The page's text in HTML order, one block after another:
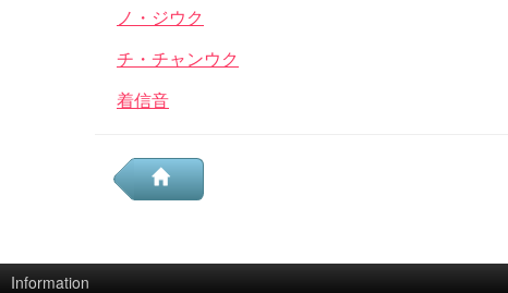
ノ・ジウク
チ・チャンウク
着信音
Information